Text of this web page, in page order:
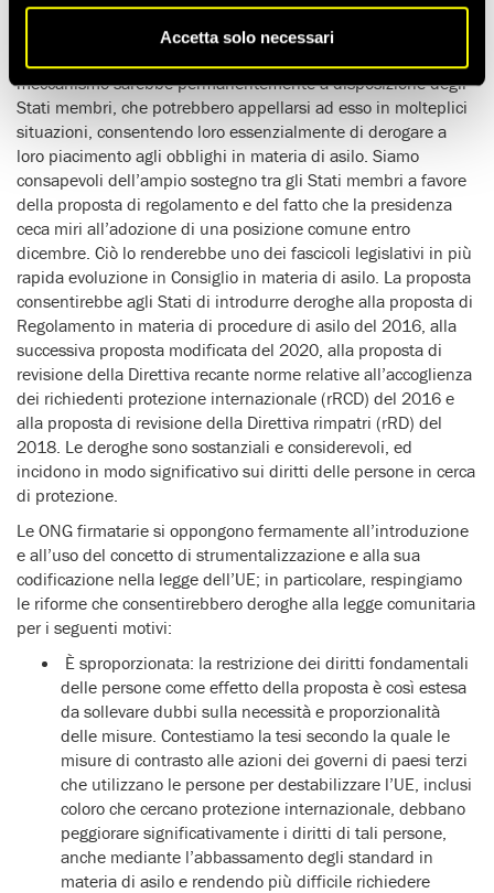
Accetta solo necessari
meccanismo che consente agli Stati membri di derogare alle
proprie responsabilità, ai sensi del diritto d’asilo dell’UE, in
meccanismo sarebbe permanentemente a disposizione degli
Stati membri, che potrebbero appellarsi ad esso in molteplici
situazioni, consentendo loro essenzialmente di derogare a
loro piacimento agli obblighi in materia di asilo. Siamo
consapevoli dell’ampio sostegno tra gli Stati membri a favore
della proposta di regolamento e del fatto che la presidenza
ceca miri all’adozione di una posizione comune entro
dicembre. Ciò lo renderebbe uno dei fascicoli legislativi in più
rapida evoluzione in Consiglio in materia di asilo. La proposta
consentirebbe agli Stati di introdurre deroghe alla proposta di
Regolamento in materia di procedure di asilo del 2016, alla
successiva proposta modificata del 2020, alla proposta di
revisione della Direttiva recante norme relative all’accoglienza
dei richiedenti protezione internazionale (rRCD) del 2016 e
alla proposta di revisione della Direttiva rimpatri (rRD) del
2018. Le deroghe sono sostanziali e considerevoli, ed
incidono in modo significativo sui diritti delle persone in cerca
di protezione.
Le ONG firmatarie si oppongono fermamente all’introduzione
e all’uso del concetto di strumentalizzazione e alla sua
codificazione nella legge dell’UE; in particolare, respingiamo
le riforme che consentirebbero deroghe alla legge comunitaria
per i seguenti motivi:
È sproporzionata: la restrizione dei diritti fondamentali
delle persone come effetto della proposta è così estesa
da sollevare dubbi sulla necessità e proporzionalità
delle misure. Contestiamo la tesi secondo la quale le
misure di contrasto alle azioni dei governi di paesi terzi
che utilizzano le persone per destabilizzare l’UE, inclusi
coloro che cercano protezione internazionale, debbano
peggiorare significativamente i diritti di tali persone,
anche mediante l’abbassamento degli standard in
materia di asilo e rendendo più difficile richiedere